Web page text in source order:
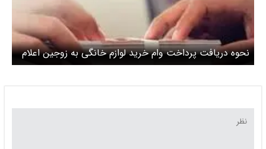
نحوه دریافت پرداخت وام خرید لوازم خانگی به زوجین اعلام
شد